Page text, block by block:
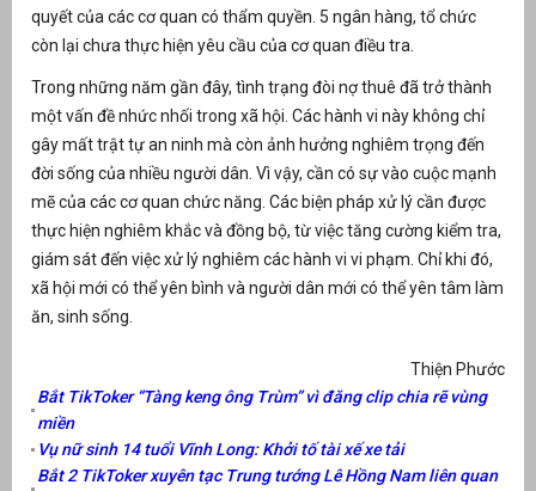
quyết của các cơ quan có thẩm quyền. 5 ngân hàng, tổ chức
còn lại chưa thực hiện yêu cầu của cơ quan điều tra.
Trong những năm gần đây, tình trạng đòi nợ thuê đã trở thành
một vấn đề nhức nhối trong xã hội. Các hành vi này không chỉ
gây mất trật tự an ninh mà còn ảnh hưởng nghiêm trọng đến
đời sống của nhiều người dân. Vì vậy, cần có sự vào cuộc mạnh
mẽ của các cơ quan chức năng. Các biện pháp xử lý cần được
thực hiện nghiêm khắc và đồng bộ, từ việc tăng cường kiểm tra,
giám sát đến việc xử lý nghiêm các hành vi vi phạm. Chỉ khi đó,
xã hội mới có thể yên bình và người dân mới có thể yên tâm làm
ăn, sinh sống.
Thiện Phước
Bắt TikToker “Tàng keng ông Trùm” vì đăng clip chia rẽ vùng
miền
Vụ nữ sinh 14 tuổi Vĩnh Long: Khởi tố tài xế xe tải
Bắt 2 TikToker xuyên tạc Trung tướng Lê Hồng Nam liên quan